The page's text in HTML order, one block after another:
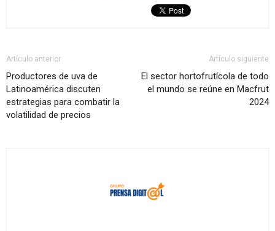
Artículo anterior
Productores de uva de
Latinoamérica discuten
estrategias para combatir la
volatilidad de precios
Artículo siguiente
El sector hortofrutícola de todo
el mundo se reúne en Macfrut
2024